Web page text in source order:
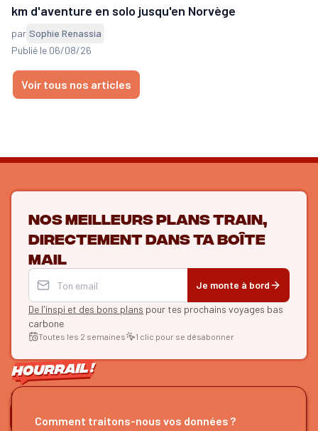
km d'aventure en solo jusqu'en Norvège
par Sophie Renassia
Publié le 06/08/26
Voir tous nos articles
Nos meilleurs plans train,
directement dans ta boîte
mail
Je monte à bord
De l'inspi et des bons plans pour tes prochains voyages bas
carbone
Toutes les 2 semaines 1 clic pour se désabonner
ON SE SUIT ?
Comment traitons-nous vos données ?